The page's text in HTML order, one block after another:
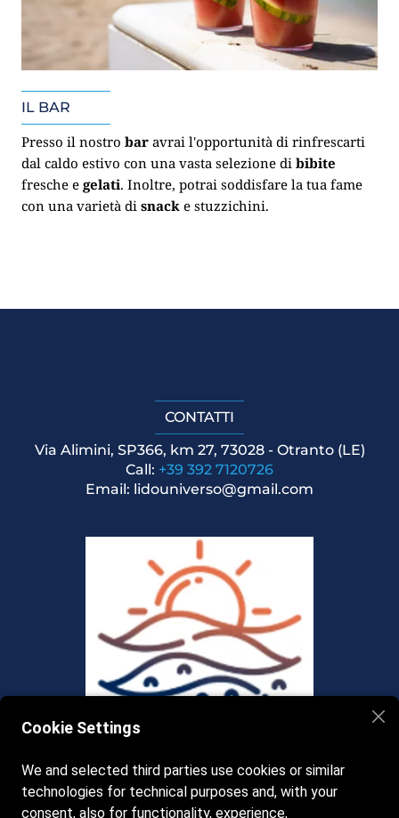
IL BAR
Presso il nostro bar avrai l'opportunità di rinfrescarti
dal caldo estivo con una vasta selezione di bibite
fresche e gelati. Inoltre, potrai soddisfare la tua fame
con una varietà di snack e stuzzichini.
CONTATTI
Via Alimini, SP366, km 27, 73028 - Otranto (LE)
Call: +39 392 7120726
Email: lidouniverso@gmail.com
Cookie Settings
We and selected third parties use cookies or similar
technologies for technical purposes and, with your
consent, also for functionality, experience,